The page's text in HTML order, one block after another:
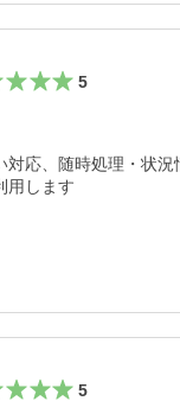
5
対応、随時処理・状
用します
5